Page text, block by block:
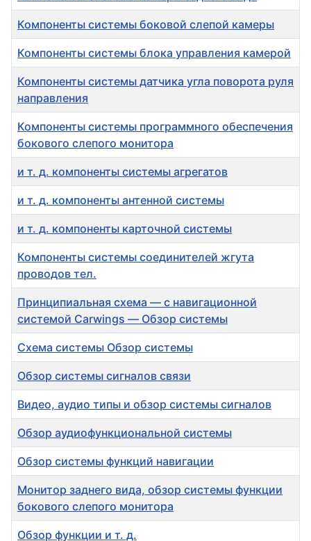
Компоненты системы боковой слепой камеры
Компоненты системы блока управления камерой
Компоненты системы датчика угла поворота руля
направления
Компоненты системы программного обеспечения
бокового слепого монитора
и т. д. компоненты системы агрегатов
и т. д. компоненты антенной системы
и т. д. компоненты карточной системы
Компоненты системы соединителей жгута
проводов тел.
Принципиальная схема — с навигационной
системой Carwings — Обзор системы
Схема системы Обзор системы
Обзор системы сигналов связи
Видео, аудио типы и обзор системы сигналов
Обзор аудиофункциональной системы
Обзор системы функций навигации
Монитор заднего вида, обзор системы функции
бокового слепого монитора
Обзор функции и т. д.